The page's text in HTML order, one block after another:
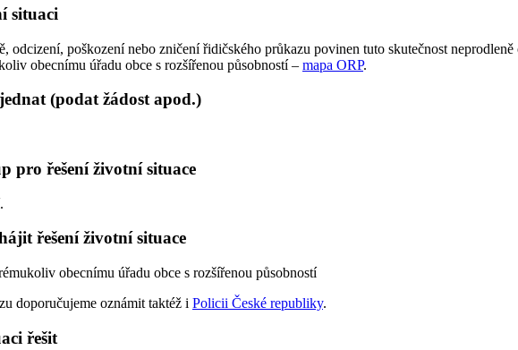
situaci
odcizení, poškození nebo zničení řidičského průkazu povinen tuto skutečnost
obecnímu úřadu obce s rozšířenou působností – mapa ORP.
(podat žádost apod.)
pro řešení životní situace
řešení životní situace
obecnímu úřadu obce s rozšířenou působností
doporučujeme oznámit taktéž i Policii České republiky.
řešit